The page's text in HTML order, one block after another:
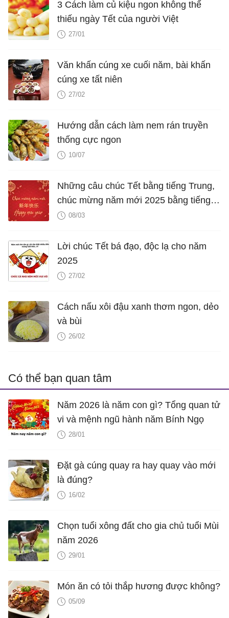
3 Cách làm củ kiệu ngon không thể
thiếu ngày Tết của người Việt
27/01
Văn khấn cúng xe cuối năm, bài khấn
cúng xe tất niên
27/02
Hướng dẫn cách làm nem rán truyền
thống cực ngon
10/07
Những câu chúc Tết bằng tiếng Trung,
chúc mừng năm mới 2025 bằng tiếng
Trung hay nhất
08/03
Lời chúc Tết bá đạo, độc lạ cho năm
2025
27/02
Cách nấu xôi đậu xanh thơm ngon, dẻo
và bùi
26/02
Có thể bạn quan tâm
Năm 2026 là năm con gì? Tổng quan tử
vi và mệnh ngũ hành năm Bính Ngọ
28/01
Đặt gà cúng quay ra hay quay vào mới
là đúng?
16/02
Chọn tuổi xông đất cho gia chủ tuổi Mùi
năm 2026
29/01
Món ăn có tỏi thắp hương được không?
05/09